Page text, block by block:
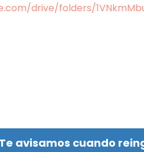
drive/folders/
avisamos cuando